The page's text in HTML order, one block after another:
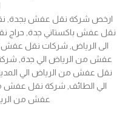
نقل عفش باكستاني جدة,
الى الرياض, شركات نقل
عفش من الرياض الي جدة,
نقل عفش من الرياض الي
الي الطائف, شركة نقل عفش
عفش من